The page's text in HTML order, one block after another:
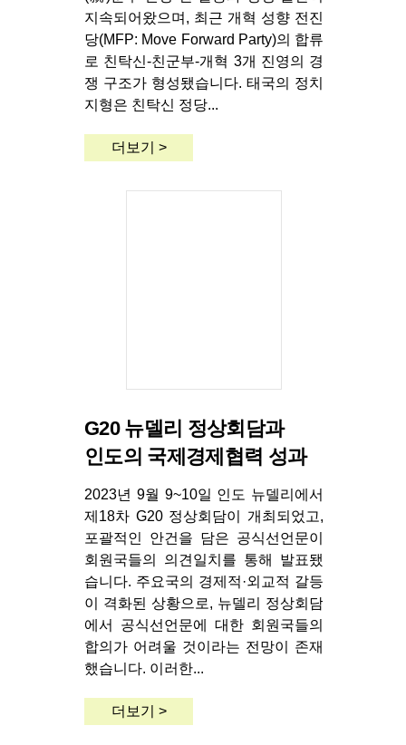
지속되어왔으며, 최근 개혁 성향 전진
당(MFP: Move Forward Party)의 합류
로 친탁신-친군부-개혁 3개 진영의 경
쟁 구조가 형성됐습니다. 태국의 정치
지형은 친탁신 정당...
더보기 >
G20 뉴델리 정상회담과
인도의 국제경제협력 성과
2023년 9월 9~10일 인도 뉴델리에서
제18차 G20 정상회담이 개최되었고,
포괄적인 안건을 담은 공식선언문이
회원국들의 의견일치를 통해 발표됐
습니다. 주요국의 경제적·외교적 갈등
이 격화된 상황으로, 뉴델리 정상회담
에서 공식선언문에 대한 회원국들의
합의가 어려울 것이라는 전망이 존재
했습니다. 이러한...
더보기 >